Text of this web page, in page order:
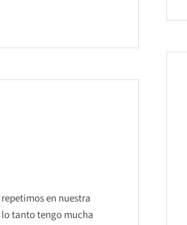
en nuestra
tanto tengo mucha